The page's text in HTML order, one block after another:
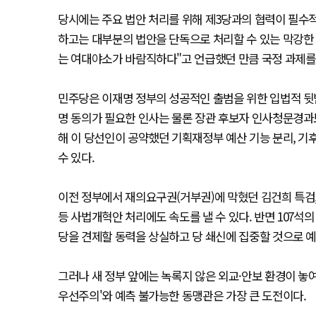
당시에는 주요 법안 처리를 위해 제3당과의 협력이 필
하고는 대부분의 법안을 단독으로 처리할 수 있는 막강
는 여대야소가 바람직하다"고 언급했던 만큼 국정 과제
민주당은 이재명 정부의 성공적인 출범을 위한 입법적
명 동의가 필요한 인사는 물론 장관 후보자 인사청문경
해 이 당선인이 공약했던 기획재정부 예산 기능 분리,
수 있다.
이전 정부에서 재의요구권(거부권)에 막혔던 김건희 특
등 사법개혁안 처리에도 속도를 낼 수 있다. 반면 107석
당을 견제할 동력을 상실하고 당 쇄신에 집중할 것으로
그러나 새 정부 앞에는 녹록지 않은 외교·안보 환경이
우선주의'와 예측 불가능한 동맹관은 가장 큰 도전이다.